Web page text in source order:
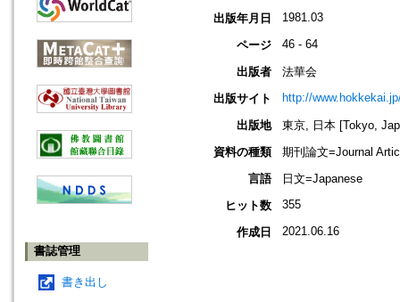
書誌管理
書き出し
出版年月日
1981.03
ページ 46 - 64
出版者
法華会
出版サイト
http://
出版地
東京, 日本 [Tokyo,
資料の種類
期刊論文=Journal
言語
日文=Japanese
ヒット数
355
作成日 2021.06.16